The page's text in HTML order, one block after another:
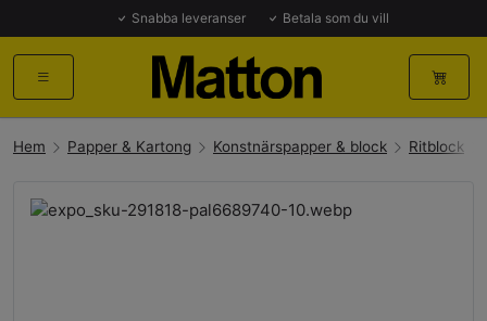
Snabba leveranser Betala som du vill
Hem Papper & Kartong Konstnärspapper & block Ritblock